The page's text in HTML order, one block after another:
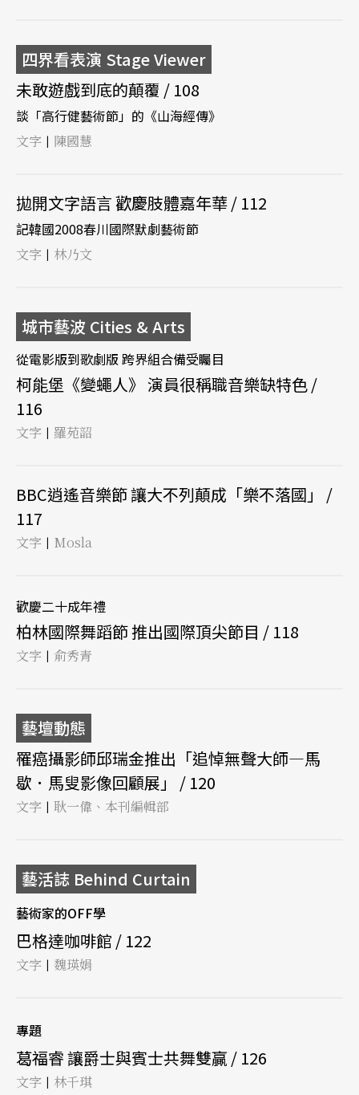
四界看表演 Stage Viewer
未敢遊戲到底的顛覆 / 108
談「高行健藝術節」的《山海經傳》
文字 | 陳國慧
拋開文字語言 歡慶肢體嘉年華 / 112
記韓國2008春川國際默劇藝術節
文字 | 林乃文
城市藝波 Cities & Arts
從電影版到歌劇版 跨界組合備受矚目
柯能堡《變蠅人》 演員很稱職音樂缺特色 /
116
文字 | 羅苑韶
BBC逍遙音樂節 讓大不列顛成「樂不落國」 /
117
文字 | Mosla
歡慶二十成年禮
柏林國際舞蹈節 推出國際頂尖節目 / 118
文字 | 俞秀青
藝壇動態
罹癌攝影師邱瑞金推出「追悼無聲大師—馬
歇．馬叟影像回顧展」 / 120
文字 | 耿一偉、本刊編輯部
藝活誌 Behind Curtain
藝術家的OFF學
巴格達咖啡館 / 122
文字 | 魏瑛娟
專題
葛福睿 讓爵士與賓士共舞雙贏 / 126
文字 | 林千琪